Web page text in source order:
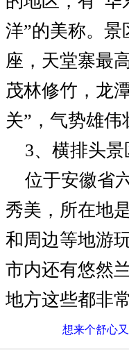
洋”的美称。景
座，天堂寨最
茂林修竹，龙
关”，气势雄伟
3、横排头景
位于安徽省
秀美，所在地
和周边等地游
市内还有悠然
地方这些都非
想来个舒心